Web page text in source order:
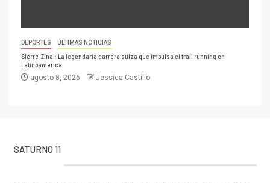
DEPORTES ÚLTIMAS NOTICIAS
Sierre-Zinal: La legendaria carrera suiza que impulsa el trail running en
Latinoamérica
agosto 8, 2026 Jessica Castillo
SATURNO 11